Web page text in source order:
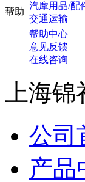
汽摩用品/配
交通运输
帮助
帮助中心
意见反馈
在线咨询
上海
公司
产品